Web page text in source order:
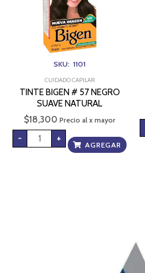
SKU: 1101
CUIDADO CAPILAR
TINTE BIGEN # 57 NEGRO
SUAVE NATURAL
$18,300 Precio al x mayor
- +
AGREGAR